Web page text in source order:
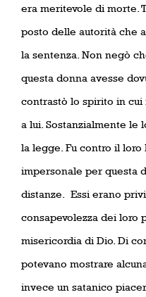
era meritevole di morte.
posto delle autorità che
la sentenza. Non negò
questa donna avesse
contrastò lo spirito in cui
a lui. Sostanzialmente le
la legge. Fu contro il
impersonale per questa
distanze.
Essi erano
consapevolezza dei loro
misericordia di Dio. Di
potevano mostrare
invece un satanico